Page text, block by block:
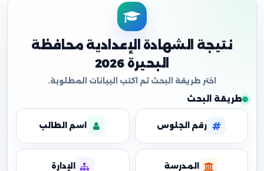
نتيجة الشهادة الإعدادية محافظة
البحيرة 2026
طريقة البحث
رقم الجلوس اسم الطالب
المدرسة الإدارة